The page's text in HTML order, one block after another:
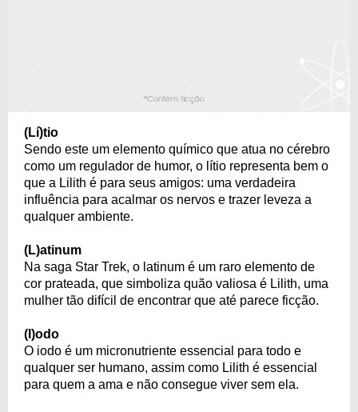
(Lí)tio
Sendo este um elemento químico que atua no cérebro
como um regulador de humor, o lítio representa bem o
que a Lilith é para seus amigos: uma verdadeira
influência para acalmar os nervos e trazer leveza a
qualquer ambiente.
(L)atinum
Na saga Star Trek, o latinum é um raro elemento de
cor prateada, que simboliza quão valiosa é Lilith, uma
mulher tão difícil de encontrar que até parece ficção.
(I)odo
O iodo é um micronutriente essencial para todo e
qualquer ser humano, assim como Lilith é essencial
para quem a ama e não consegue viver sem ela.